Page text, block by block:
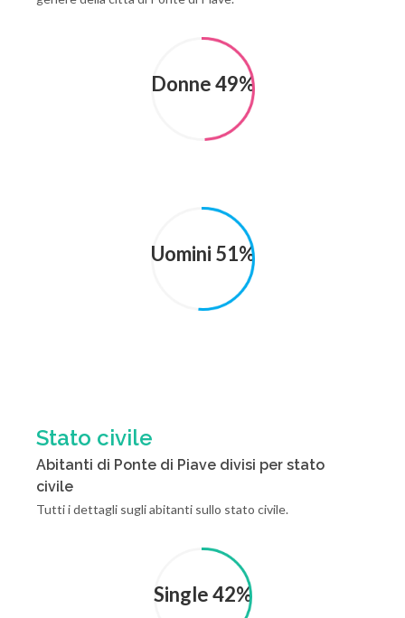
Donne 49%
Uomini 51%
Stato civile
Abitanti di Ponte di Piave divisi per stato
civile
Tutti i dettagli sugli abitanti sullo stato civile.
Single 42%